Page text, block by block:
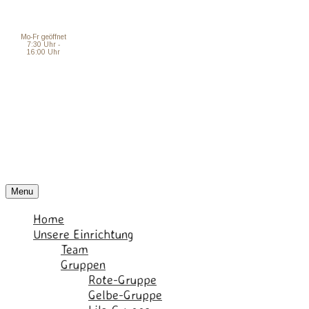
Mo-Fr geöffnet
7:30 Uhr -
16:00 Uhr
Menu
Home
Unsere Einrichtung
Team
Gruppen
Rote-Gruppe
Gelbe-Gruppe